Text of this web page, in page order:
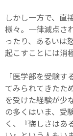
しかし一方で、直
様々。一律減点さ
ったり、あるいは
起こすことには消
「医学部を受験
てみられてきたた
を受けた経験が少
の多くはいま、受
く、『悔しさはあ